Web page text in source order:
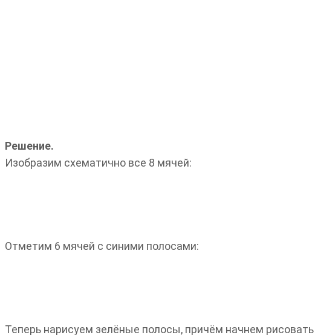
Решение.
Изобразим схематично все 8 мячей:
Отметим 6 мячей с синими полосами:
Теперь нарисуем зелёные полосы, причём начнем